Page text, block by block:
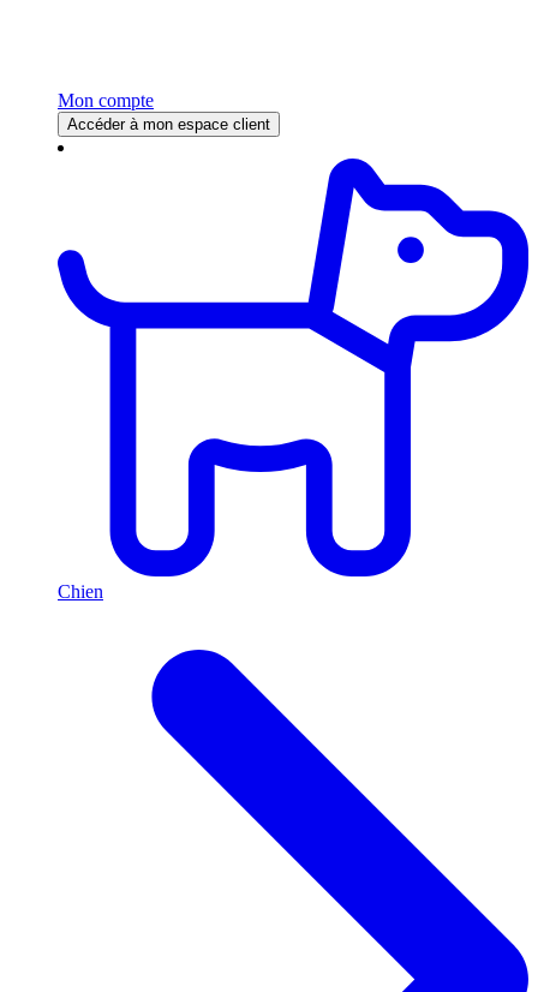
Mon compte
Accéder à mon espace client
Chien